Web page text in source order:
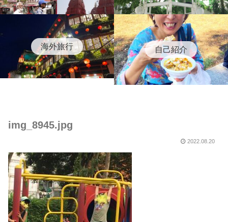
海外旅行 自己紹介
img_8945.jpg
2022.08.20